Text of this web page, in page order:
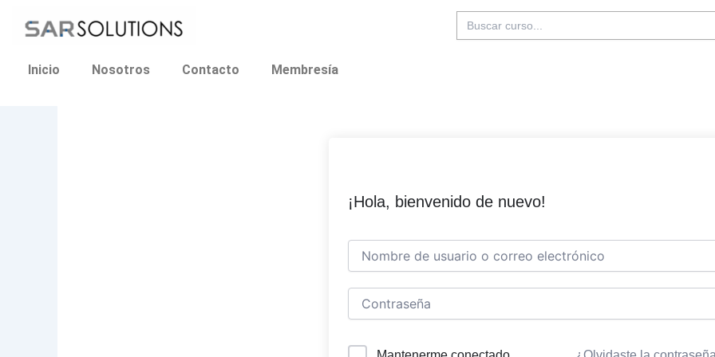
Buscar:
Inicio Nosotros Contacto Membresía
¡Hola, bienvenido de nuevo!